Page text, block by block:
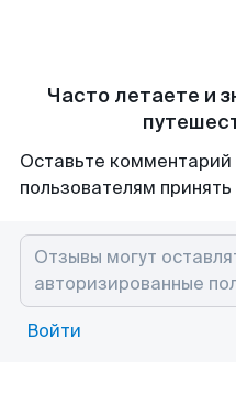
Часто летаете и
Оставьте
пользователям
Войти